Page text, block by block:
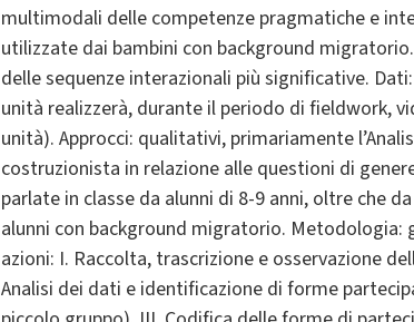
multimodali delle competenze pragmatiche e
utilizzate dai bambini con background
delle sequenze interazionali più significative.
unità realizzerà, durante il periodo di fieldwork,
unità). Approcci: qualitativi, primariamente
costruzionista in relazione alle questioni di
parlate in classe da alunni di 8-9 anni, oltre che
alunni con background migratorio.
azioni: I. Raccolta, trascrizione e osservazione
Analisi dei dati e identificazione di forme